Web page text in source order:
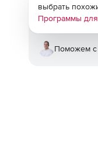
выбрать
Программы
Поможем